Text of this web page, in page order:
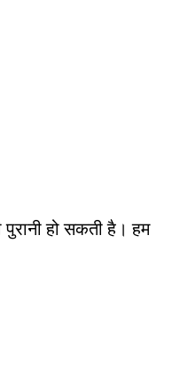
हो सकती है। हम